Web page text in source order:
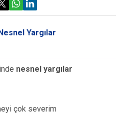
Yargılar
nesnel yargılar
çok severim